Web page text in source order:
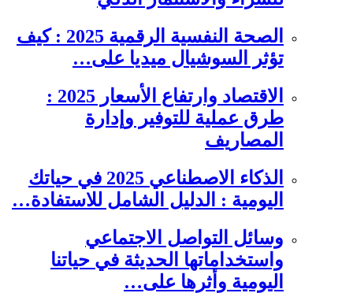
الصحة النفسية الرقمية 2025 : كيف
تؤثر السوشيال ميديا على…
الاقتصاد وارتفاع الأسعار 2025 :
طرق عملية للتوفير وإدارة
المصاريف
الذكاء الاصطناعي 2025 في حياتك
اليومية : الدليل الشامل للاستفادة…
وسائل التواصل الاجتماعي
واستخداماتها الحديثة في حياتنا
اليومية وأثرها على…